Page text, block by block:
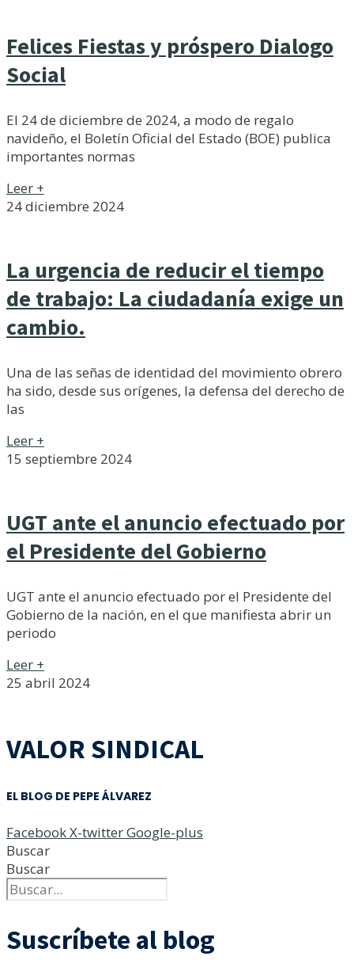
Felices Fiestas y próspero Dialogo
Social
El 24 de diciembre de 2024, a modo de regalo
navideño, el Boletín Oficial del Estado (BOE) publica
importantes normas
Leer +
24 diciembre 2024
La urgencia de reducir el tiempo
de trabajo: La ciudadanía exige un
cambio.
Una de las señas de identidad del movimiento obrero
ha sido, desde sus orígenes, la defensa del derecho de
las
Leer +
15 septiembre 2024
UGT ante el anuncio efectuado por
el Presidente del Gobierno
UGT ante el anuncio efectuado por el Presidente del
Gobierno de la nación, en el que manifiesta abrir un
periodo
Leer +
25 abril 2024
VALOR SINDICAL
EL BLOG DE PEPE ÁLVAREZ
FacebookX-twitterGoogle-plus
Buscar
Buscar
Suscríbete al blog